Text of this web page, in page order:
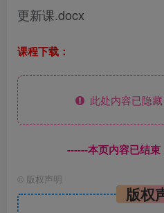
更新课.docx
课程下载：
此处内容已隐藏
------本页内容已结
© 版权声明
版权